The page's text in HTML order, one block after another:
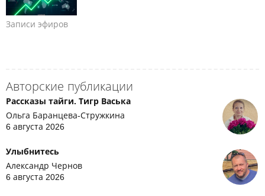
Записи эфиров
Авторские публикации
Рассказы тайги. Тигр Васька
Ольга Баранцева-Стружкина
6 августа 2026
Улыбнитесь
Александр Чернов
6 августа 2026